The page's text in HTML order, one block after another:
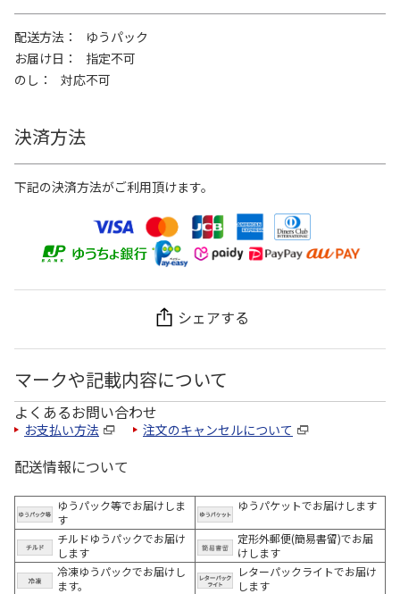
配送方法
ゆうパック
お届け日
指定不可
のし
対応不可
決済方法
下記の決済方法がご利用頂けます。
シェアする
マークや記載内容について
よくあるお問い合わせ
お支払い方法 注文のキャンセルについて
配送情報について
ゆうパック等でお届けしま
す
ゆうパケットでお届けします
チルドゆうパックでお届け
します
定形外郵便(簡易書留)でお届
けします
冷凍ゆうパックでお届けし
ます。
レターパックライトでお届け
します